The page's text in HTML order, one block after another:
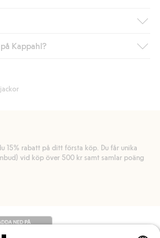
har du alltid gratis frakt till butik
och identifierats som medlem.
Kappahl?
men även andra betalningssätt.
15% rabatt på ditt första köp. Du får unika
vid köp över 500 kr samt samlar poäng